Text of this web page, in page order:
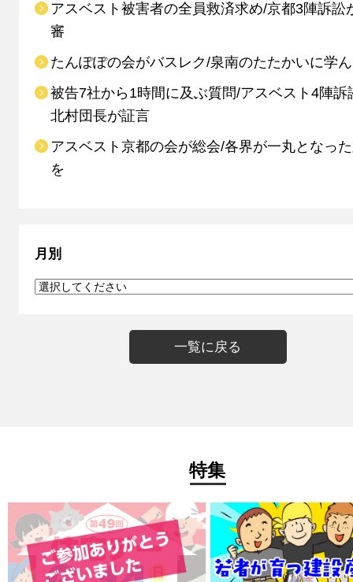
アスベスト被害者の全員救済求め/京都3陣訴訟
審
たんぽぽの会がバスレク/泉南のたたかいに学
被告7社から1時間に及ぶ質問/アスベスト4陣訴
北村団長が証言
アスベスト京都の会が総会/各界が一丸となっ
を
月別
一覧に戻る
特集